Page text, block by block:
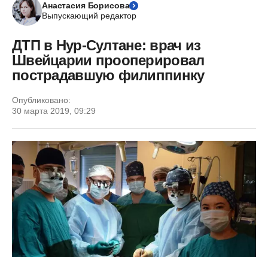
Анастасия Борисова
Выпускающий редактор
ДТП в Нур-Султане: врач из
Швейцарии прооперировал
пострадавшую филиппинку
Опубликовано:
30 марта 2019, 09:29